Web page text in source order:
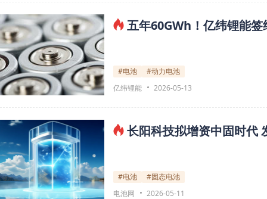
五年60GWh！亿纬锂能
#电池
#动力电池
亿纬锂能
2026-05-13
长阳科技拟增资中固时代
#电池
#固态电池
电池网
2026-05-11